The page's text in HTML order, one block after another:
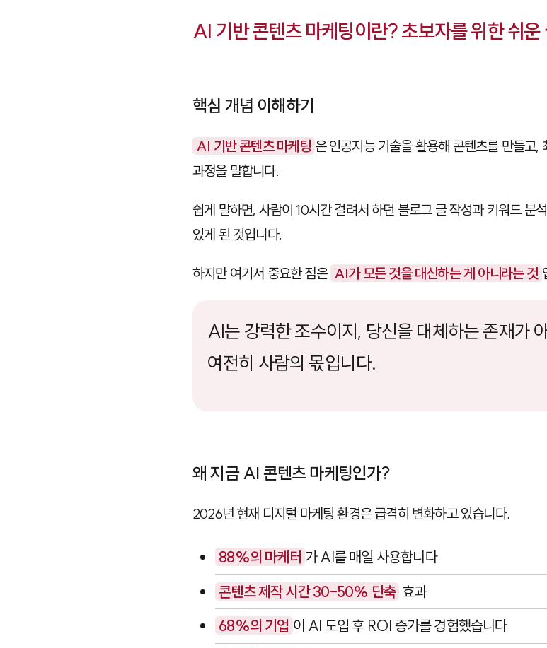
AI 기반 콘텐츠 마케팅이란? 초보자를 위한 쉬운
핵심 개념 이해하기
AI 기반 콘텐츠 마케팅 은 인공지능 기술을 활용해 콘텐츠를 만들고,
과정을 말합니다.
쉽게 말하면, 사람이 10시간 걸려서 하던 블로그 글 작성과 키워드
있게 된 것입니다.
하지만 여기서 중요한 점은 AI가 모든 것을 대신하는 게 아니라는 것
AI는 강력한 조수이지, 당신을 대체하는 존재가
여전히 사람의 몫입니다.
왜 지금 AI 콘텐츠 마케팅인가?
2026년 현재 디지털 마케팅 환경은 급격히 변화하고 있습니다.
88%의 마케터 가 AI를 매일 사용합니다
콘텐츠 제작 시간 30-50% 단축 효과
68%의 기업 이 AI 도입 후 ROI 증가를 경험했습니다